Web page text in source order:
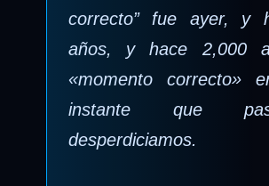
correcto” fue ayer, y
años, y hace 2,000
«momento correcto»
instante que
desperdiciamos.